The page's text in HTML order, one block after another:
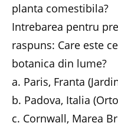
planta comestibila?
Intrebarea pentru
raspuns: Care este
botanica din lume?
a. Paris, Franta
b. Padova, Italia
c. Cornwall, Marea